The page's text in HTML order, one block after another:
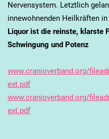
Nervensystem. Letztlich
innewohnenden Heilkräften
Liquor ist die reinste, klarste
Schwingung und Potenz
www.cranioverband.org/
ext.pdf
www.cranioverband.org/
ext.pdf